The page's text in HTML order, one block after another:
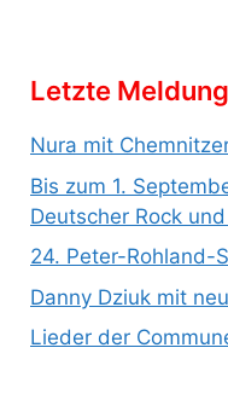
Letzte
Nura mit
Bis zum 1.
Deutscher Rock
24. Peter-Rohland-
Danny Dziuk mit
Lieder der